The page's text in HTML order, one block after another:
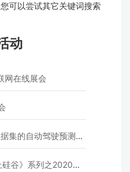
可以尝试其它关键词搜索
动
网在线展会
动驾驶预测模型挑战赛
列之2020年度开源峰会